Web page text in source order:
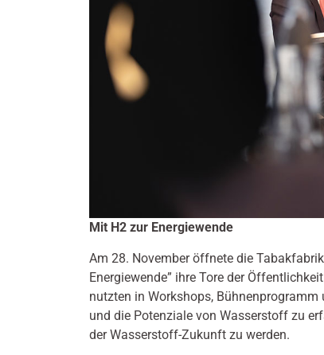
Mit H2 zur Energiewende
Am 28. November öffnete die
Energiewende” ihre Tore der
nutzten in Workshops, Bühnenprogramm
und die Potenziale von Wasserstoff zu
der Wasserstoff-Zukunft zu werden.